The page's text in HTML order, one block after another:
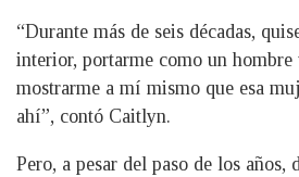
“Durante más de seis décadas,
interior, portarme como un hombre
mostrarme a mí mismo que esa
ahí”, contó Caitlyn.
Pero, a pesar del paso de los años,